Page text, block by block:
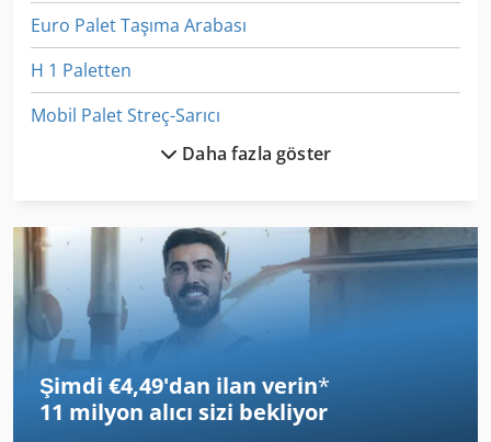
Euro Palet Taşıma Arabası
H 1 Paletten
Mobil Palet Streç-Sarıcı
Palet Istifleyici
Palet Panoları
Palet Raf
Palet Rafları
Palet Streç-Sarıcı
Daha fazla göster
Şimdi €4,49'dan ilan verin*
11 milyon alıcı sizi bekliyor